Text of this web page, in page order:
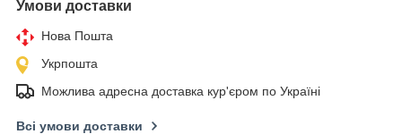
Умови доставки
Нова Пошта
Укрпошта
Можлива адресна доставка кур'єром по Україні
Всі умови доставки